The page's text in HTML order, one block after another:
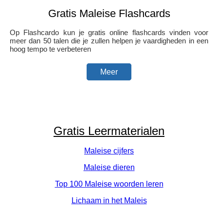
Gratis Maleise Flashcards
Op Flashcardo kun je gratis online flashcards vinden voor
meer dan 50 talen die je zullen helpen je vaardigheden in een
hoog tempo te verbeteren
Meer
Gratis Leermaterialen
Maleise cijfers
Maleise dieren
Top 100 Maleise woorden leren
Lichaam in het Maleis